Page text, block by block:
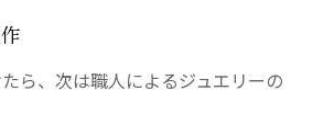
ら、次は職人によるジュエリーの